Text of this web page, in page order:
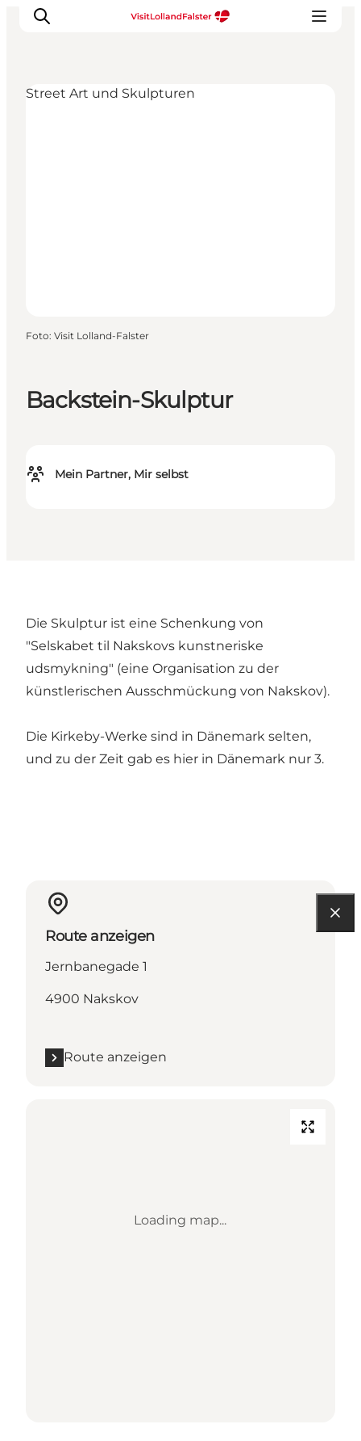
Backstein-Skulptur
Mein Partner, Mir selbst
Street Art und Skulpturen
Foto: Visit Lolland-Falster
Die Skulptur ist eine Schenkung von
"Selskabet til Nakskovs kunstneriske
udsmykning" (eine Organisation zu der
künstlerischen Ausschmückung von Nakskov).
Die Kirkeby-Werke sind in Dänemark selten,
und zu der Zeit gab es hier in Dänemark nur 3.
Route anzeigen
Jernbanegade 1
4900 Nakskov
Route anzeigen
Loading map...